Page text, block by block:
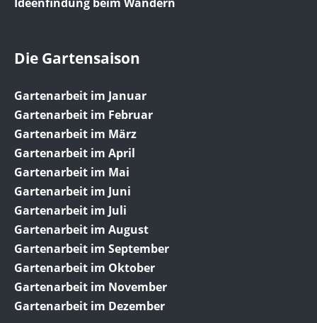
Die Gartensaison
Gartenarbeit im Januar
Gartenarbeit im Februar
Gartenarbeit im März
Gartenarbeit im April
Gartenarbeit im Mai
Gartenarbeit im Juni
Gartenarbeit im Juli
Gartenarbeit im August
Gartenarbeit im September
Gartenarbeit im Oktober
Gartenarbeit im November
Gartenarbeit im Dezember